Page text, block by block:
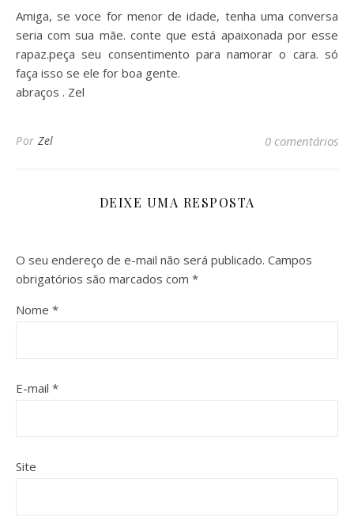
Amiga, se voce for menor de idade, tenha uma conversa
seria com sua mãe. conte que está apaixonada por esse
rapaz.peça seu consentimento para namorar o cara. só
faça isso se ele for boa gente.
abraços . Zel
Por Zel 0 comentários
DEIXE UMA RESPOSTA
O seu endereço de e-mail não será publicado. Campos
obrigatórios são marcados com *
Nome *
E-mail *
Site